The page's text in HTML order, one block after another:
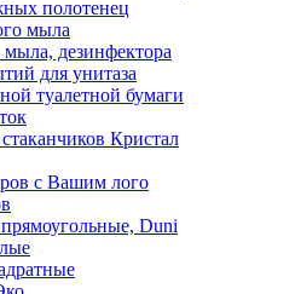
полотенец
мыла
дезинфектора
для унитаза
туалетной бумаги
Кристал
с Вашим лого
Duni